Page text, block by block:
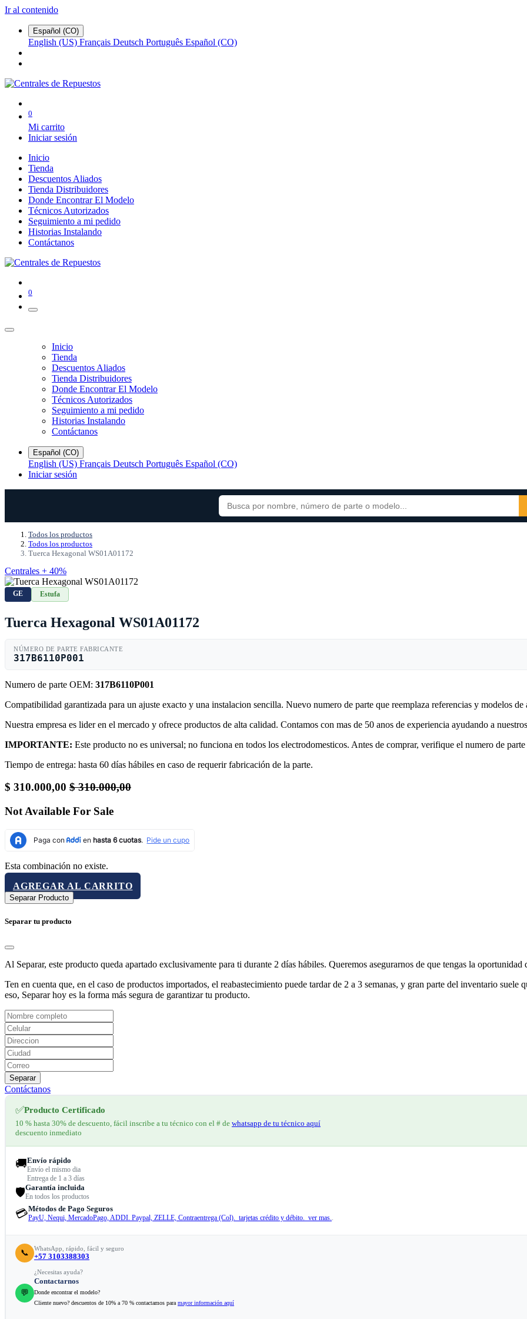
Ir al contenido
Español (CO)
English (US) Français Deutsch Português Español (CO)
0
Mi carrito
Iniciar sesión
Inicio
Tienda
Descuentos Aliados
Tienda Distribuidores
Donde Encontrar El Modelo
Técnicos Autorizados
Seguimiento a mi pedido
Historias Instalando
Contáctanos
0
Inicio
Tienda
Descuentos Aliados
Tienda Distribuidores
Donde Encontrar El Modelo
Técnicos Autorizados
Seguimiento a mi pedido
Historias Instalando
Contáctanos
Español (CO)
English (US) Français Deutsch Português Español (CO)
Iniciar sesión
Todos los productos
Todos los productos
Tuerca Hexagonal WS01A01172
Centrales + 40%
GE Estufa
Tuerca Hexagonal WS01A01172
NÚMERO DE PARTE FABRICANTE
317B6110P001
Numero de parte OEM: 317B6110P001
Compatibilidad garantizada para un ajuste exacto y una instalacion sencilla. Nuevo numero de parte que reemplaza referencias y modelos de
Nuestra empresa es lider en el mercado y ofrece productos de alta calidad. Contamos con mas de 50 anos de experiencia ayudando a
IMPORTANTE: Este producto no es universal; no funciona en todos los electrodomesticos. Antes de comprar, verifique el numero de
Tiempo de entrega: hasta 60 días hábiles en caso de requerir fabricación de la parte.
$ 310.000,00 $310.000,00
Not Available For Sale
Esta combinación no existe.
AGREGAR AL CARRITO
Separar Producto
Separar tu producto
Al Separar, este producto queda apartado exclusivamente para ti durante 2 días hábiles. Queremos asegurarnos de que tengas la oportunidad
Ten en cuenta que, en el caso de productos importados, el reabastecimiento puede tardar de 2 a 3 semanas, y gran parte del inventario
eso, Separar hoy es la forma más segura de garantizar tu producto.
Separar
Contáctanos
✅Producto Certificado
10 % hasta 30% de descuento, fácil inscribe a tu técnico con el # de whatsapp de tu técnico aquí
descuento inmediato
🚚Envío rápido
Envío el mismo dia
Entrega de 1 a 3 días
🛡️Garantía incluida
En todos los productos
💳Métodos de Pago Seguros
PayU, Nequi, MercadoPago, ADDI. Paypal, ZELLE, Contraentrega (Col). tarjetas crédito y débito. ver mas..
📞 WhatsApp, rápido, fácil y seguro
+57 3103388303
💬
¿Necesitas ayuda?
Contactarnos
Donde encontrar el modelo?
Cliente nuevo? descuentos de 10% a 70 % contactamos para mayor información aquí